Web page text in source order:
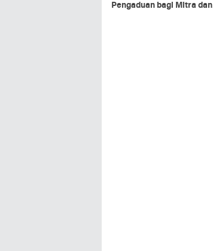
Pengaduan bagi Mitra dan